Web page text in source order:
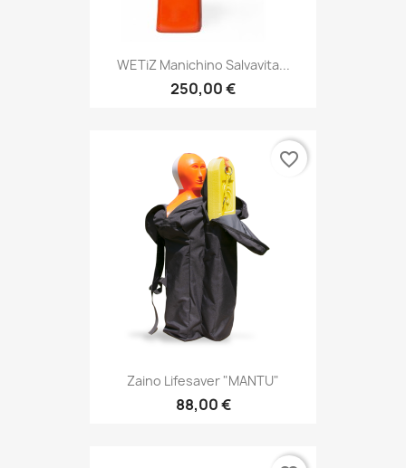
WETiZ Manichino Salvavita...
250,00 €
Zaino Lifesaver "MANTU"
88,00 €
favorite_border